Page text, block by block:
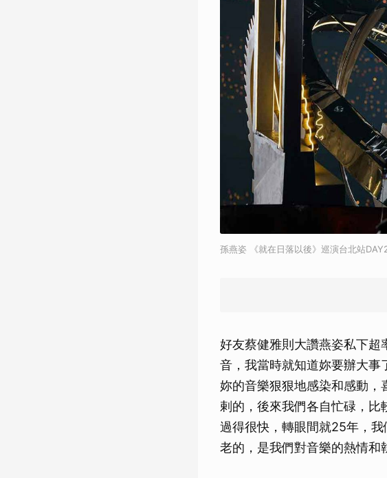
孫燕姿 《就在日落以後》巡演台北站
好友蔡健雅則大讚燕姿私下
音，我當時就知道妳要辦大事
妳的音樂狠狠地感染和感動，
剌的，後來我們各自忙碌，
過得很快，轉眼間就25年，
老的，是我們對音樂的熱情和